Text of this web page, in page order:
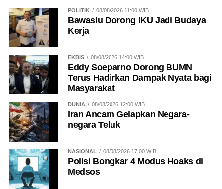
POLITIK 08/08/2026 11:00 WIB
Bawaslu Dorong IKU Jadi Budaya
Kerja
EKBIS 08/08/2026 14:00 WIB
Eddy Soeparno Dorong BUMN
Terus Hadirkan Dampak Nyata bagi
Masyarakat
DUNIA 08/08/2026 12:00 WIB
Iran Ancam Gelapkan Negara-
negara Teluk
NASIONAL 08/08/2026 17:00 WIB
Polisi Bongkar 4 Modus Hoaks di
Medsos